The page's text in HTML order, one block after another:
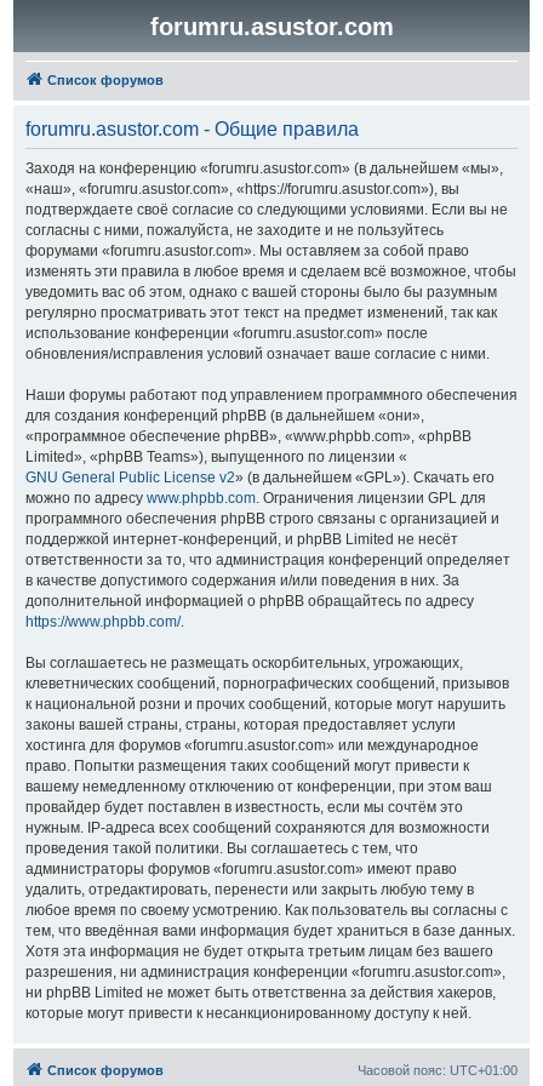
forumru.asustor.com
Список форумов
forumru.asustor.com - Общие правила
Заходя на конференцию «forumru.asustor.com» (в дальнейшем «мы»,
«наш», «forumru.asustor.com», «https://forumru.asustor.com»), вы
подтверждаете своё согласие со следующими условиями. Если вы не
согласны с ними, пожалуйста, не заходите и не пользуйтесь
форумами «forumru.asustor.com». Мы оставляем за собой право
изменять эти правила в любое время и сделаем всё возможное, чтобы
уведомить вас об этом, однако с вашей стороны было бы разумным
регулярно просматривать этот текст на предмет изменений, так как
использование конференции «forumru.asustor.com» после
обновления/исправления условий означает ваше согласие с ними.
Наши форумы работают под управлением программного обеспечения
для создания конференций phpBB (в дальнейшем «они»,
«программное обеспечение phpBB», «www.phpbb.com», «phpBB
Limited», «phpBB Teams»), выпущенного по лицензии «
GNU General Public License v2» (в дальнейшем «GPL»). Скачать его
можно по адресу www.phpbb.com. Ограничения лицензии GPL для
программного обеспечения phpBB строго связаны с организацией и
поддержкой интернет-конференций, и phpBB Limited не несёт
ответственности за то, что администрация конференций определяет
в качестве допустимого содержания и/или поведения в них. За
дополнительной информацией о phpBB обращайтесь по адресу
https://www.phpbb.com/.
Вы соглашаетесь не размещать оскорбительных, угрожающих,
клеветнических сообщений, порнографических сообщений, призывов
к национальной розни и прочих сообщений, которые могут нарушить
законы вашей страны, страны, которая предоставляет услуги
хостинга для форумов «forumru.asustor.com» или международное
право. Попытки размещения таких сообщений могут привести к
вашему немедленному отключению от конференции, при этом ваш
провайдер будет поставлен в известность, если мы сочтём это
нужным. IP-адреса всех сообщений сохраняются для возможности
проведения такой политики. Вы соглашаетесь с тем, что
администраторы форумов «forumru.asustor.com» имеют право
удалить, отредактировать, перенести или закрыть любую тему в
любое время по своему усмотрению. Как пользователь вы согласны с
тем, что введённая вами информация будет храниться в базе данных.
Хотя эта информация не будет открыта третьим лицам без вашего
разрешения, ни администрация конференции «forumru.asustor.com»,
ни phpBB Limited не может быть ответственна за действия хакеров,
которые могут привести к несанкционированному доступу к ней.
Список форумов Часовой пояс: UTC+01:00